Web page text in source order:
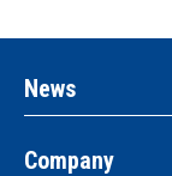
News
Company